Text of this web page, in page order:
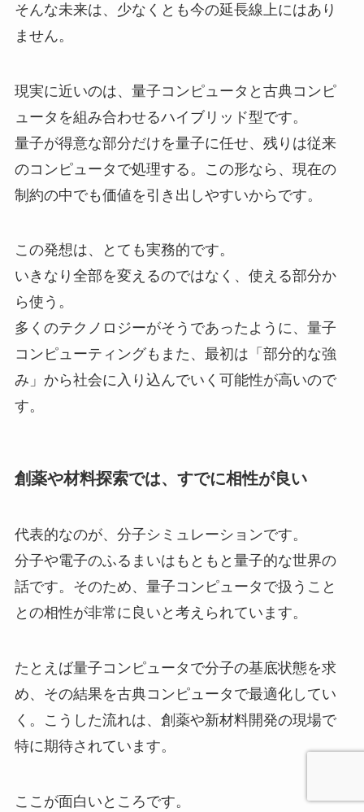
そんな未来は、少なくとも今の延長線上にはあり
ません。
現実に近いのは、量子コンピュータと古典コンピ
ュータを組み合わせるハイブリッド型です。
量子が得意な部分だけを量子に任せ、残りは従来
のコンピュータで処理する。この形なら、現在の
制約の中でも価値を引き出しやすいからです。
この発想は、とても実務的です。
いきなり全部を変えるのではなく、使える部分か
ら使う。
多くのテクノロジーがそうであったように、量子
コンピューティングもまた、最初は「部分的な強
み」から社会に入り込んでいく可能性が高いので
す。
創薬や材料探索では、すでに相性が良い
代表的なのが、分子シミュレーションです。
分子や電子のふるまいはもともと量子的な世界の
話です。そのため、量子コンピュータで扱うこと
との相性が非常に良いと考えられています。
たとえば量子コンピュータで分子の基底状態を求
め、その結果を古典コンピュータで最適化してい
く。こうした流れは、創薬や新材料開発の現場で
特に期待されています。
ここが面白いところです。